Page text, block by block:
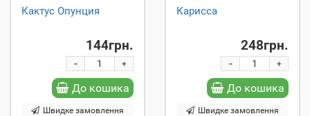
Кактус Опунция
144грн.
+
-
До кошика
Швидке замовлення
Карисса
248грн.
+
-
До кошика
Швидке замовлення